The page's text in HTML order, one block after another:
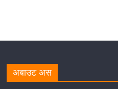
अबाउट अस